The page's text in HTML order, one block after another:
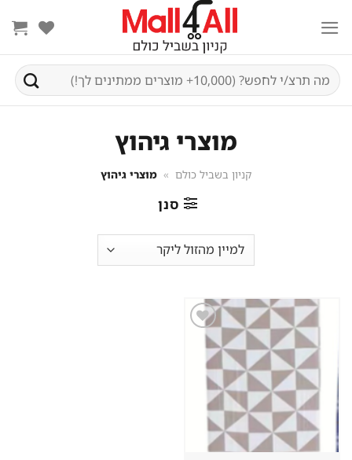
content
חיפוש
עבור:
מוצרי גיהוץ
קניון בשביל כולם » מוצרי גיהוץ
סנן
במועדפים